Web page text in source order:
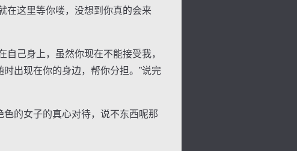
这里等你喽，没想到你真的会来
己身上，虽然你现在不能接受我，
出现在你的身边，帮你分担。”说完
的女子的真心对待，说不东西呢那